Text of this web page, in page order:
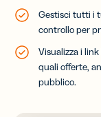
Gestisci tutti i
controllo per
Visualizza i
quali offerte,
pubblico.